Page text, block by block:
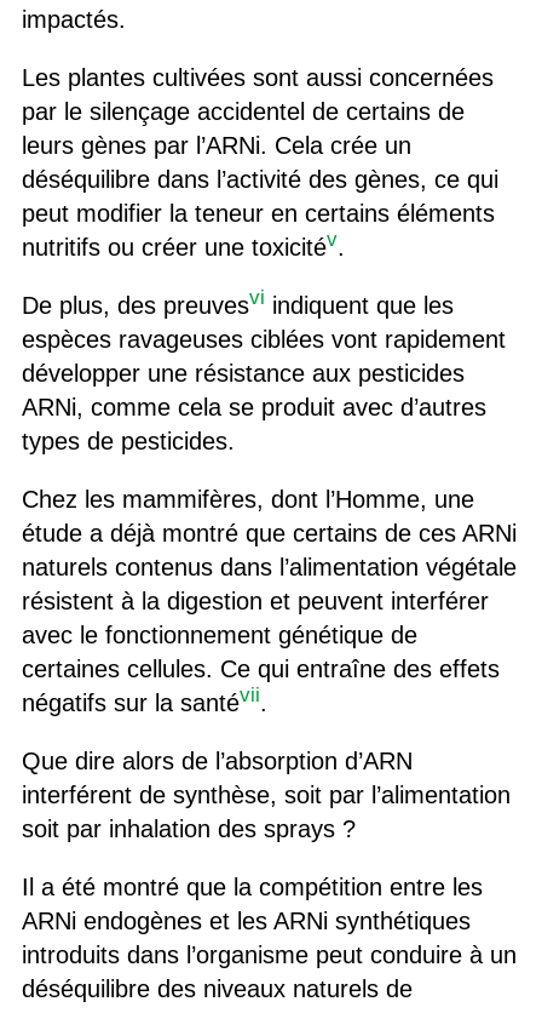
impactés.
Les plantes cultivées sont aussi concernées
par le silençage accidentel de certains de
leurs gènes par l’ARNi. Cela créeun
déséquilibre dans l’activité des gènes, ce qui
peut modifier la teneur en certains éléments
nutritifs ou créer une toxicitév.
De plus, des preuvesvi indiquent que les
espèces ravageuses ciblées vont rapidement
développer une résistance aux pesticides
ARNi, comme cela se produit avec d’autres
types de pesticides.
Chez les mammifères, dont l’Homme, une
étude a déjà montré quecertains de ces ARNi
naturels contenus dans l’alimentation végétale
résistent à la digestion et peuvent interférer
avec le fonctionnement génétique de
certainescellules. Ce qui entraînedes effets
négatifssur la santévii.
Que dire alors de l’absorption d’ARN
interférent de synthèse, soit par l’alimentation
soit par inhalation des sprays ?
I a été montré que la compétition entre les
ARNi endogènes et les ARNi synthétiques
introduits dans l’organisme peut conduire à un
déséquilibre des niveaux naturels de